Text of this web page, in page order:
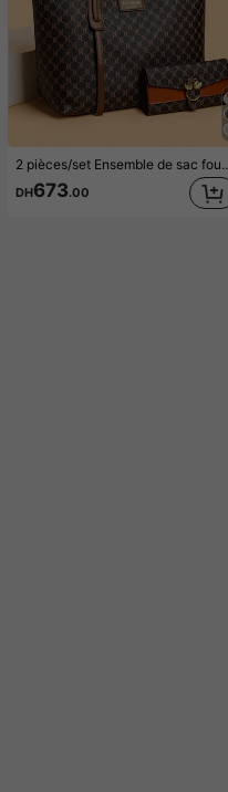
2 pièces/set Ensemble de sac fourre-tout et
DH673.00